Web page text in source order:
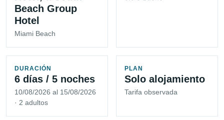
Beach Group
Hotel
Miami Beach
DURACIÓN
6 días / 5 noches
10/08/2026 al 15/08/2026
· 2 adultos
PLAN
Solo alojamiento
Tarifa observada